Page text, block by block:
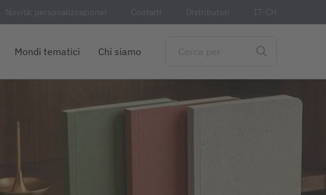
Novità: personalizzazione! Contatti Distributori IT-CH
Mondi tematici Chi siamo